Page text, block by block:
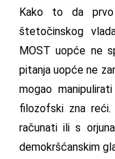
Kako to da prvo
štetočinskog
MOST uopće ne
pitanja uopće ne
mogao
filozofski zna
računati ili s
demokršćanskim